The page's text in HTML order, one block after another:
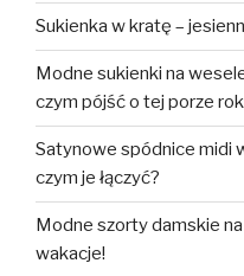
Sukienka w kratę –
Modne sukienki na
czym pójść o tej porze
Satynowe spódnice midi
czym je łączyć?
Modne szorty damskie
wakacje!